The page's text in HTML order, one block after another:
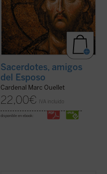
Sacerdotes, amigos
del Esposo
Cardenal Marc Ouellet
22,00€ IVA incluido
disponible en ebook: